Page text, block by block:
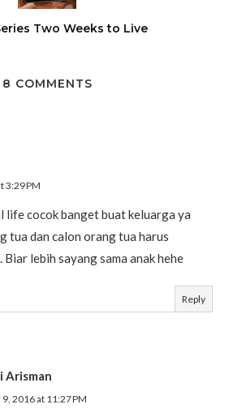
Two Weeks to Live
8 COMMENTS
3:29 PM
life cocok banget buat keluarga ya
tua dan calon orang tua harus
lebih sayang sama anak hehe
Reply
Arisman
2016 at 11:27 PM